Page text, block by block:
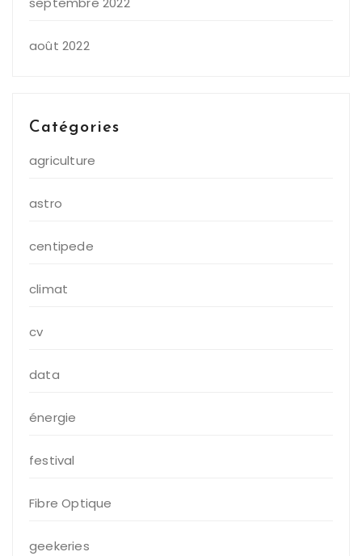
août 2022
Catégories
agriculture
astro
centipede
climat
cv
data
énergie
festival
Fibre Optique
geekeries